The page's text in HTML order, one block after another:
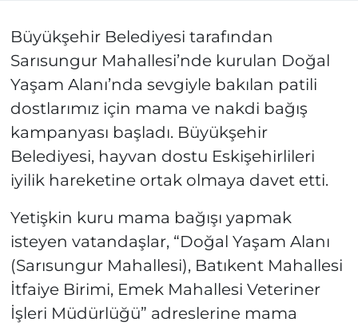
Büyükşehir Belediyesi tarafından
Sarısungur Mahallesi’nde kurulan Doğal
Yaşam Alanı’nda sevgiyle bakılan patili
dostlarımız için mama ve nakdi bağış
kampanyası başladı. Büyükşehir
Belediyesi, hayvan dostu Eskişehirlileri
iyilik hareketine ortak olmaya davet etti.
Yetişkin kuru mama bağışı yapmak
isteyen vatandaşlar, “Doğal Yaşam Alanı
(Sarısungur Mahallesi), Batıkent Mahallesi
İtfaiye Birimi, Emek Mahallesi Veteriner
İşleri Müdürlüğü” adreslerine mama